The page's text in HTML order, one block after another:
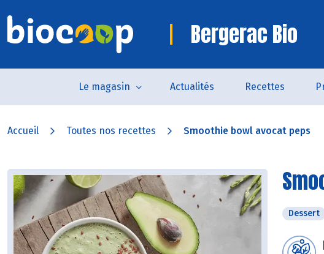
Bergerac Bio
Le magasin Actualités Recettes
Accueil Toutes nos recettes Smoothie bowl avocat peps
Dessert